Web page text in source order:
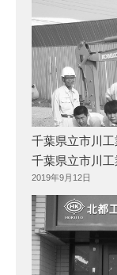
千葉県立市川
千葉県立市川
2019年9月12日